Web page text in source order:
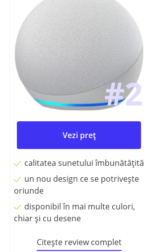
#2
Vezi preț
calitatea sunetului îmbunătățită
un nou design ce se potrivește
oriunde
disponibil în mai multe culori,
chiar și cu desene
Citește review complet